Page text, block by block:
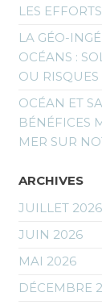
LES
LA GÉO-
OCÉANS :
OU
OCÉAN ET
BÉNÉFICES
MER SUR
ARCHIVES
JUILLET 2026
JUIN 2026
MAI 2026
DÉCEMBRE